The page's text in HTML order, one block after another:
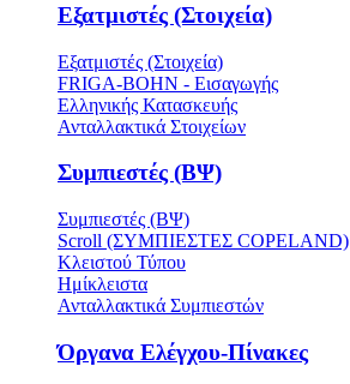
Εξατμιστές (Στοιχεία)
Εξατμιστές (Στοιχεία)
FRIGA-BOHN - Εισαγωγής
Ελληνικής Κατασκευής
Ανταλλακτικά Στοιχείων
Συμπιεστές (ΒΨ)
Συμπιεστές (ΒΨ)
Scroll (ΣΥΜΠΙΕΣΤΕΣ COPELAND)
Κλειστού Τύπου
Ημίκλειστα
Ανταλλακτικά Συμπιεστών
Όργανα Ελέγχου-Πίνακες